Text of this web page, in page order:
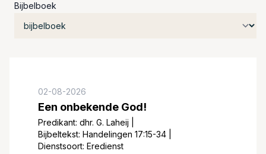
Bijbelboek
02-08-2026
Een onbekende God!
Predikant: dhr. G. Laheij
Bijbeltekst: Handelingen 17:15-34
Dienstsoort: Eredienst